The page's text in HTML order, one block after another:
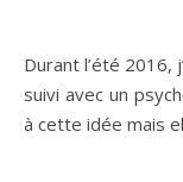
Durant l’été 2016,
suivi avec un
à cette idée mais